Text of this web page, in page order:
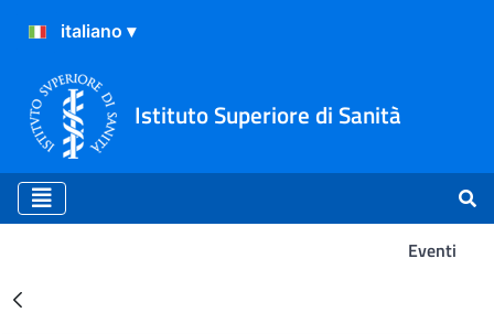
Istituto Superiore di Sanità
Eventi
Risultati della Ricerca -